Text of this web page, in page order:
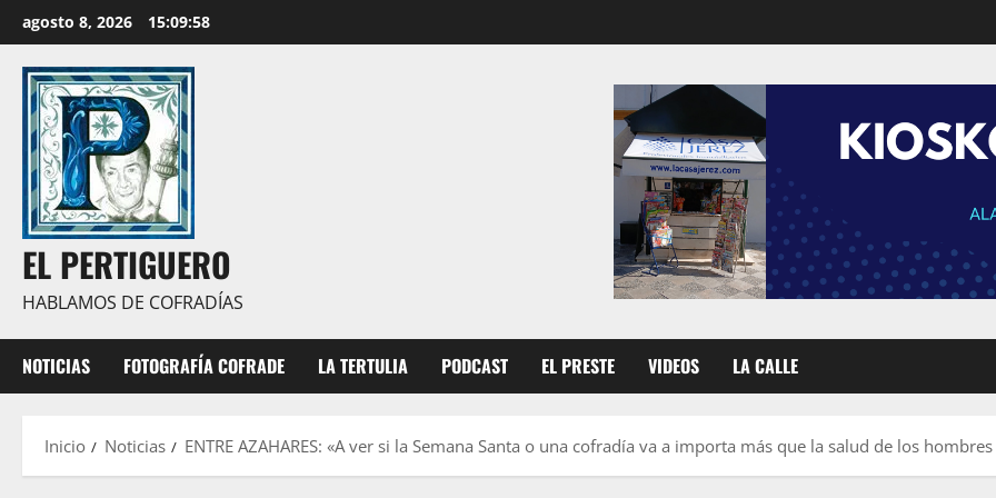
al
contenido
agosto 8, 2026 15:09:59
EL PERTIGUERO
HABLAMOS DE COFRADÍAS
NOTICIAS FOTOGRAFÍA COFRADE LA TERTULIA PODCAST EL PRESTE VIDEOS LA CALLE
Inicio Noticias ENTRE AZAHARES: «A ver si la Semana Santa o una cofradía va a importa más que la salud de los